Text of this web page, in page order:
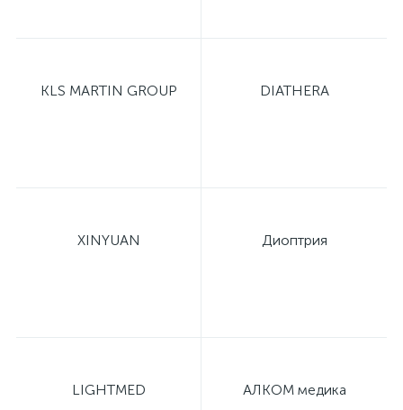
KLS MARTIN GROUP DIATHERA
XINYUAN Диоптрия
LIGHTMED АЛКОМ медика